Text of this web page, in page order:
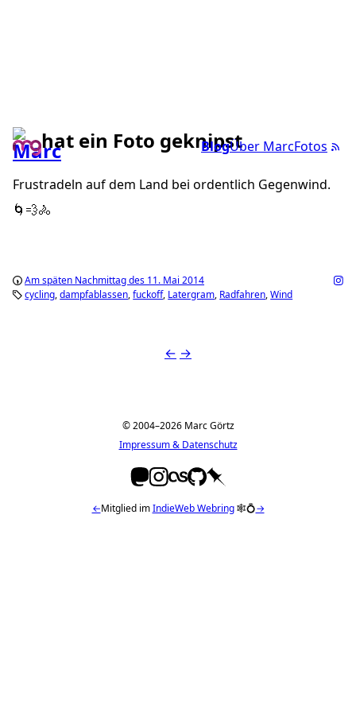
BlogÜber MarcFotos
hat ein Foto geknipst
Frustradeln auf dem Land bei ordentlich Gegenwind.
🌀💨🚴
Am späten Nachmittag des 11. Mai 2014
cycling dampfablassen fuckoff Latergram Radfahren Wind
← →
© 2004–2026 Marc Görtz
Impressum & Datenschutz
←Mitglied imIndieWeb Webring🕸💍→